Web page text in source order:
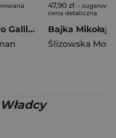
Dziedzictwo Galileusza. Śledztwa Isaaca Turnera, Tom 3
47,90 zł -
cena detaliczna
Ślizowska
Władcy